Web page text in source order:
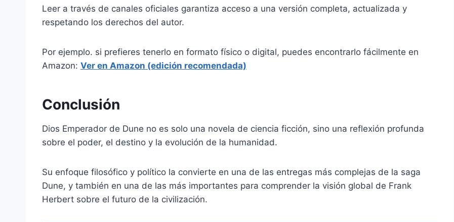
Leer a través de canales oficiales garantiza acceso a una versión completa, actualizada y
respetando los derechos del autor.
Por ejemplo. si prefieres tenerlo en formato físico o digital, puedes encontrarlo fácilmente en
Amazon: Ver en Amazon (edición recomendada)
Conclusión
Dios Emperador de Dune no es solo una novela de ciencia ficción, sino una reflexión profunda
sobre el poder, el destino y la evolución de la humanidad.
Su enfoque filosófico y político la convierte en una de las entregas más complejas de la saga
Dune, y también en una de las más importantes para comprender la visión global de Frank
Herbert sobre el futuro de la civilización.